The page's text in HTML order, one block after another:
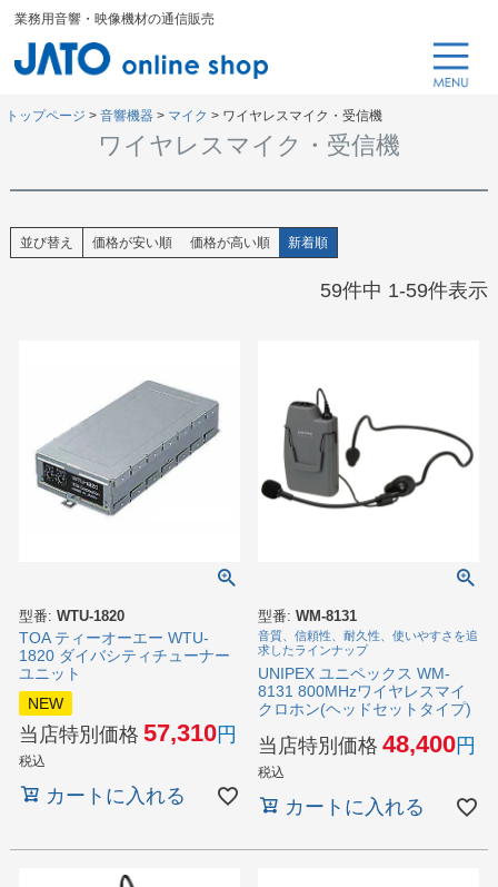
業務用音響・映像機材の通信販売
トップページ 音響機器 マイク ワイヤレスマイク・受信機
ワイヤレスマイク・受信機
並び替え 価格が安い順 価格が高い順 新着順
59件中 1-59件表示
型番: WTU-1820
TOA ティーオーエー WTU-
1820 ダイバシティチューナー
ユニット
NEW
当店特別価格 57,310
税込
カートに入れる
型番: WM-8131
音質、信頼性、耐久性、使いやすさを追
求したラインナップ
UNIPEX ユニペックス WM-
8131 800MHzワイヤレスマイ
クロホン(ヘッドセットタイプ)
当店特別価格 48,400
税込
カートに入れる